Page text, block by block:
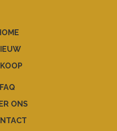
FAQ
ONS